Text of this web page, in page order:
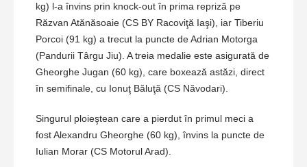
kg) l-a învins prin knock-out în prima repriză pe
Răzvan Atănăsoaie (CS BY Racoviţă Iaşi), iar Tiberiu
Porcoi (91 kg) a trecut la puncte de Adrian Motorga
(Pandurii Târgu Jiu). A treia medalie este asigurată de
Gheorghe Jugan (60 kg), care boxează astăzi, direct
în semifinale, cu Ionuţ Băluţă (CS Năvodari).
Singurul ploieştean care a pierdut în primul meci a
fost Alexandru Gheorghe (60 kg), învins la puncte de
Iulian Morar (CS Motorul Arad).